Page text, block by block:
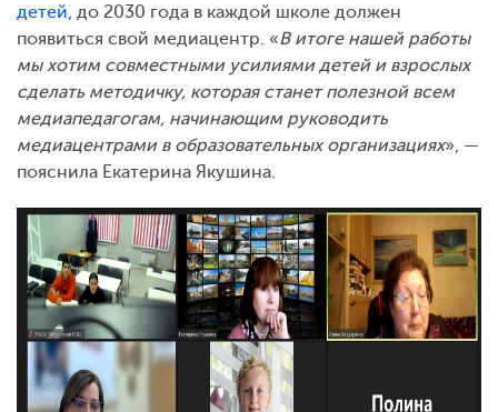
детей, до 2030 года в каждой школе должен
появиться свой медиацентр. «В итоге нашей работы
мы хотим совместными усилиями детей и взрослых
сделать методичку, которая станет полезной всем
медиапедагогам, начинающим руководить
медиацентрами в образовательных организациях», —
пояснила Екатерина Якушина.